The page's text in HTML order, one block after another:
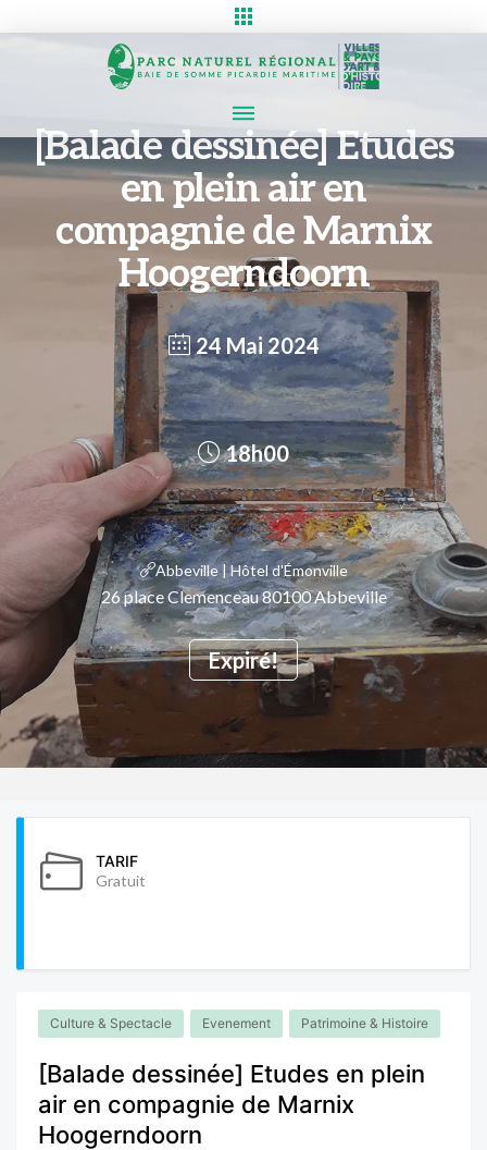
[Balade dessinée] Etudes
en plein air en
compagnie de Marnix
Hoogerndoorn
24 Mai 2024
Expiré!
18h00
Abbeville | Hôtel d'Émonville
26 place Clemenceau 80100 Abbeville
TARIF
Gratuit
Culture & Spectacle Evenement Patrimoine & Histoire
[Balade dessinée] Etudes en plein
air en compagnie de Marnix
Hoogerndoorn